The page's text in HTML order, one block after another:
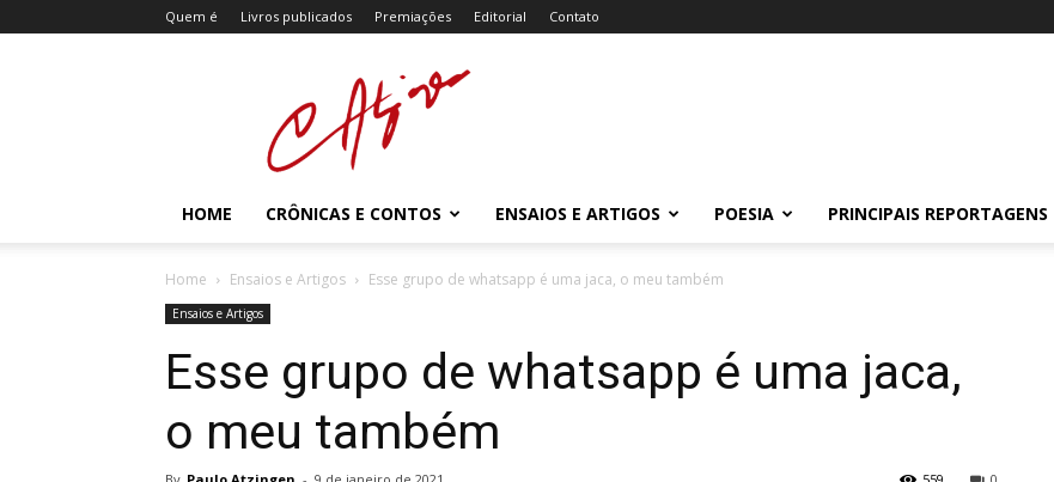
Quem é Livros publicados Premiações Editorial Contato
HOME CRÔNICAS E CONTOS ENSAIOS E ARTIGOS POESIA PRINCIPAIS REPORTAGENS
Home Ensaios e Artigos Esse grupo de whatsapp é uma jaca, o meu também
Ensaios e Artigos
Esse grupo de whatsapp é uma jaca,
o meu também